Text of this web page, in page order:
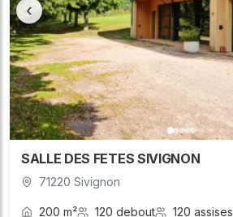
‹
SALLE DES FETES SIVIGNON
71220 Sivignon
200 m² 120 debout 120 assises